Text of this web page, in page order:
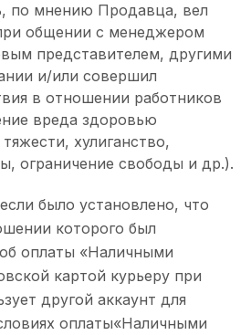
по мнению Продавца, вел
общении с менеджером
представителем, другими
и/или совершил
в отношении работников
вреда здоровью
хулиганство,
ограничение свободы и др.).
было установлено, что
которого был
оплаты «Наличными
картой курьеру при
другой аккаунт для
оплаты«Наличными